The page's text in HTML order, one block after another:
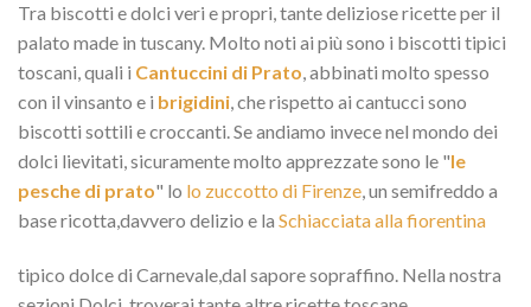
Tra biscotti e dolci veri e propri, tante deliziose ricette per il
palato made in tuscany. Molto noti ai più sono i biscotti tipici
toscani, quali i Cantuccini di Prato, abbinati molto spesso
con il vinsanto e i brigidini, che rispetto ai cantucci sono
biscotti sottili e croccanti. Se andiamo invece nel mondo dei
dolci lievitati, sicuramente molto apprezzate sono le "le
pesche di prato" lo lo zuccotto di Firenze, un semifreddo a
base ricotta,davvero delizio e la Schiacciata alla fiorentina
tipico dolce di Carnevale,dal sapore sopraffino. Nella nostra